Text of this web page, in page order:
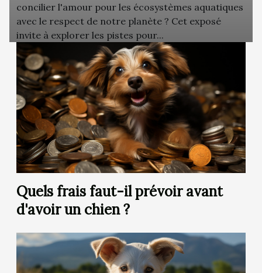
concilier l'amour pour les écosystèmes aquatiques
avec le respect de notre planète ? Cet exposé
invite à explorer les pistes pour...
Quels frais faut-il prévoir avant
d'avoir un chien ?